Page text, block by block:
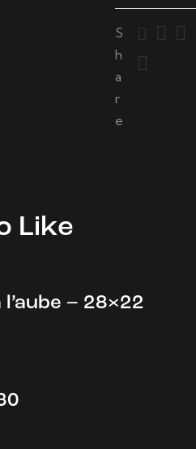
S
h
a
r
e
Like
– 28×22